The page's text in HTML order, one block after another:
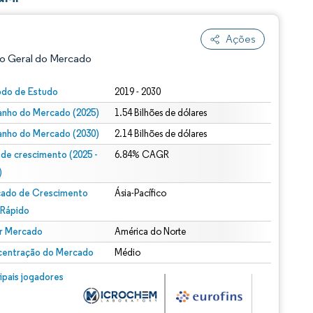
Ações
Geral do Mercado
de Estudo 2019 - 2030
do Mercado (2025) 1.54 Bilhões de dólares
do Mercado (2030) 2.14 Bilhões de dólares
de crescimento (2025 -
6.84% CAGR
de Crescimento
Ásia-Pacífico
Mercado América do Norte
do Mercado Médio
jogadores
© Mordor Intelligence. O reuso requer atribuição conforme CC BY 4.0.
conforme CC BY 4.0.